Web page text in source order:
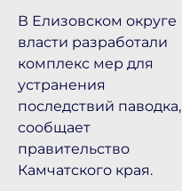
В Елизовском округе
власти разработали
комплекс мер для
устранения
последствий паводка,
сообщает
правительство
Камчатского края.